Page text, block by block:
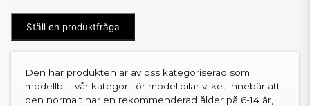
Ställ en produktfråga
Den här produkten är av oss kategoriserad som
modellbil i vår kategori för modellbilar vilket innebär att
den normalt har en rekommenderad ålder på 6-14 år,